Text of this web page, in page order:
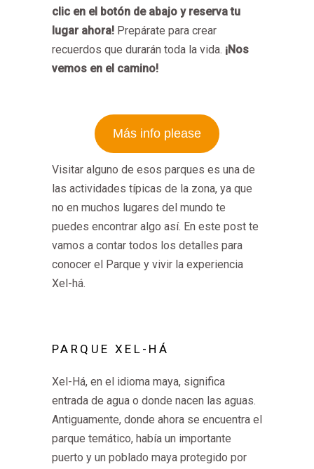
clic en el botón de abajo y reserva tu
lugar ahora! Prepárate para crear
recuerdos que durarán toda la vida. ¡Nos
vemos en el camino!
Más info please
Visitar alguno de esos parques es una de
las actividades típicas de la zona, ya que
no en muchos lugares del mundo te
puedes encontrar algo así. En este post te
vamos a contar todos los detalles para
conocer el Parque y vivir la experiencia
Xel-há.
PARQUE XEL-HÁ
Xel-Há, en el idioma maya, significa
entrada de agua o donde nacen las aguas.
Antiguamente, donde ahora se encuentra el
parque temático, había un importante
puerto y un poblado maya protegido por